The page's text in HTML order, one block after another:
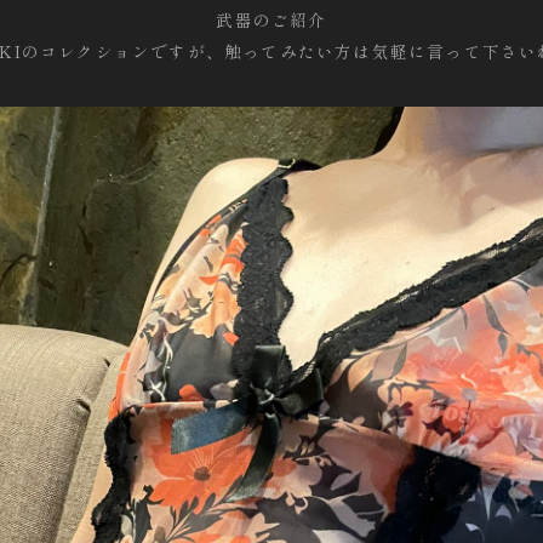
武器のご紹介
のコレクションですが、触ってみたい方は気軽に言って下さい